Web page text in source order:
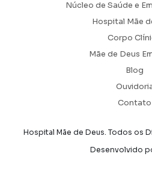
Núcleo de Saúde e
Hospital Mãe
Corpo
Mãe de Deus
Blog
Contato
Hospital Mãe de Deus. Todos os
Desenvolvido
Axysweb